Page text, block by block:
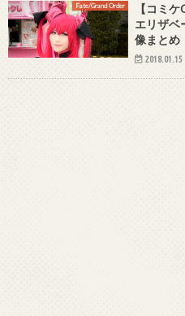
Fate/Grand Order
【コミ
エリザベ
像まとめ
2018.01.15